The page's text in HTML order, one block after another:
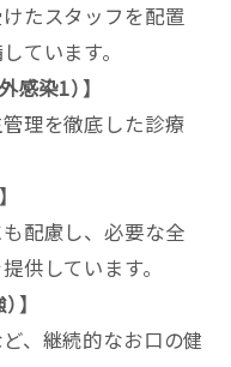
たスタッフを配置
ています。
感染1）】
理を徹底した診療
配慮し、必要な全
供しています。
】
、継続的なお口の健